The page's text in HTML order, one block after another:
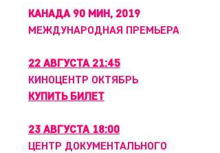
КАНАДА 90 МИН, 2019
МЕЖДУНАРОДНАЯ ПРЕМЬЕРА
22 АВГУСТА 21:45
КИНОЦЕНТР ОКТЯБРЬ
КУПИТЬ БИЛЕТ
23 АВГУСТА 18:00
ЦЕНТР ДОКУМЕНТАЛЬНОГО